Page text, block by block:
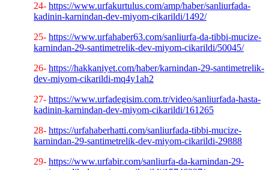
24- https://www.urfakurtulus.com/amp/haber/sanliurfada-
kadinin-karnindan-dev-miyom-cikarildi/1492/
25- https://www.urfahaber63.com/sanliurfa-da-tibbi-mucize-
karnindan-29-santimetrelik-dev-miyom-cikarildi/50045/
26- https://hakkaniyet.com/haber/karnindan-29-santimetrelik-
dev-miyom-cikarildi-mq4y1ah2
27- https://www.urfadegisim.com.tr/video/sanliurfada-hasta-
kadinin-karnindan-dev-miyom-cikarildi/161265
28- https://urfahaberhatti.com/sanliurfada-tibbi-mucize-
karnindan-29-santimetrelik-dev-miyom-cikarildi-29888
29- https://www.urfabir.com/sanliurfa-da-karnindan-29-